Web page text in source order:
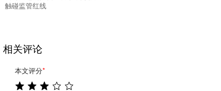
触碰监管红线
相关评论
本文评分*